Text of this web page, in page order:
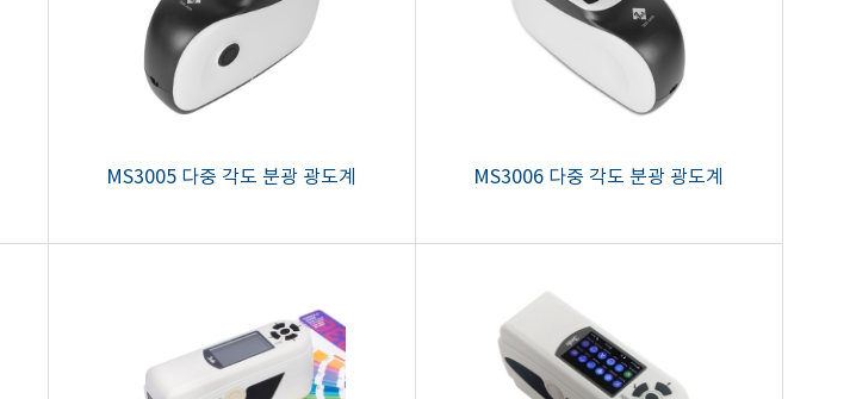
MS3005 다중 각도 분광 광도계 MS3006 다중 각도 분광 광도계